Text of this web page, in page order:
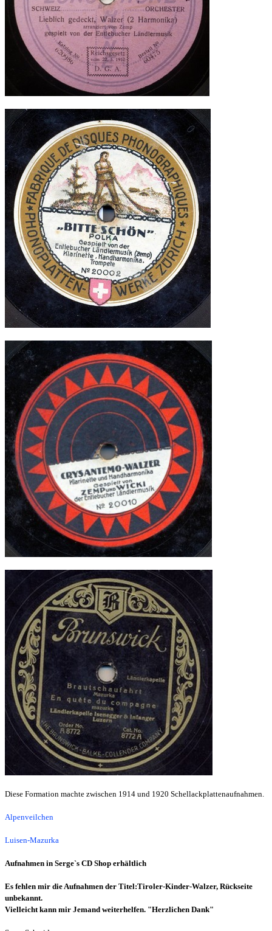
Diese Formation machte zwischen 1914 und 1920 Schellackplattenaufnahmen.
Alpenveilchen
Luisen-Mazurka
Aufnahmen in Serge`s CD Shop erhältlich
Es fehlen mir die Aufnahmen der Titel:Tiroler-Kinder-Walzer, Rückseite
unbekannt.
Vielleicht kann mir Jemand weiterhelfen. "Herzlichen Dank"